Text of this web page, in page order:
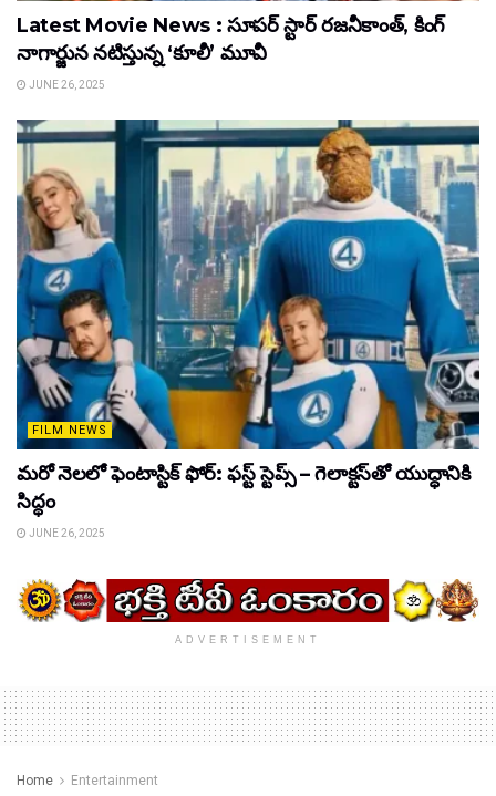
Latest Movie News : సూపర్ స్టార్ రజనీకాంత్, కింగ్
నాగార్జున నటిస్తున్న ‘కూలీ’ మూవీ
JUNE 26, 2025
FILM NEWS
మరో నెలలో ఫెంటాస్టిక్ ఫోర్: ఫస్ట్ స్టెప్స్ – గెలాక్టస్‌తో యుద్ధానికి
సిద్ధం
JUNE 26, 2025
ADVERTISEMENT
Home Entertainment